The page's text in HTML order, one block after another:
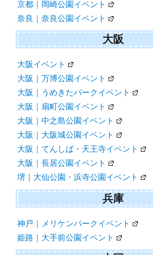
京都｜岡崎公園イベント
奈良｜奈良公園イベント
大阪
大阪イベント
大阪｜万博公園イベント
大阪｜うめきたパークイベント
大阪｜扇町公園イベント
大阪｜中之島公園イベント
大阪｜大阪城公園イベント
大阪｜てんしば・天王寺イベント
大阪｜長居公園イベント
堺｜大仙公園・浜寺公園イベント
兵庫
神戸｜メリケンパークイベント
姫路｜大手前公園イベント